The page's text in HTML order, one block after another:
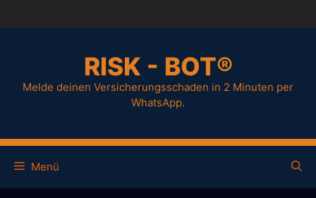
RISK - BOT®
Melde deinen Versicherungsschaden in 2 Minuten per
WhatsApp.
Menü